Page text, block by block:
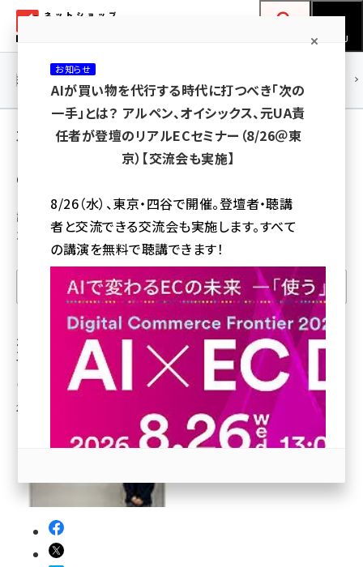
ン
ネットショップ担当者フォーラム
MENU
yahoo (1901)
楽天 (1871)
アスクル (1119)
base (1077)
ビィ・フォアード (773)
revico (740)
連載・特集 |
事例・インタビュー の 記事［5ページ目］
678記事
記事種別：事例・インタビュー
並び順：新しい順
表示記事を絞り込む
生成AI活用に“本気”のLINEヤフー。EC×AIで
工数7割減の事例も
小林 香織[執筆]
2025年3月17日 8:00
お知らせ
AIが買い物を代行する時代に打つべき「次の
一手」とは？ アルペン、オイシックス、元UA責
任者が登壇のリアルECセミナー（8/26＠東
京）【交流会も実施】
8/26（水）、東京・四谷で開催。登壇者・聴講
者と交流できる交流会も実施します。すべて
の講演を無料で聴講できます！
参加登録はこちら↑